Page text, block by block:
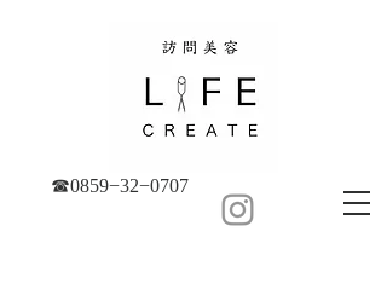
☎︎0859−32−0707